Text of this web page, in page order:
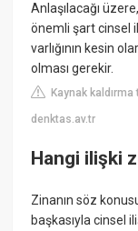
Anlaşılacağı
önemli şart cinsel
varlığının kesin
olması gerekir.
Kaynak kaldırma
denktas.av.tr
Hangi ilişki
Zinanın söz
başkasıyla cinsel